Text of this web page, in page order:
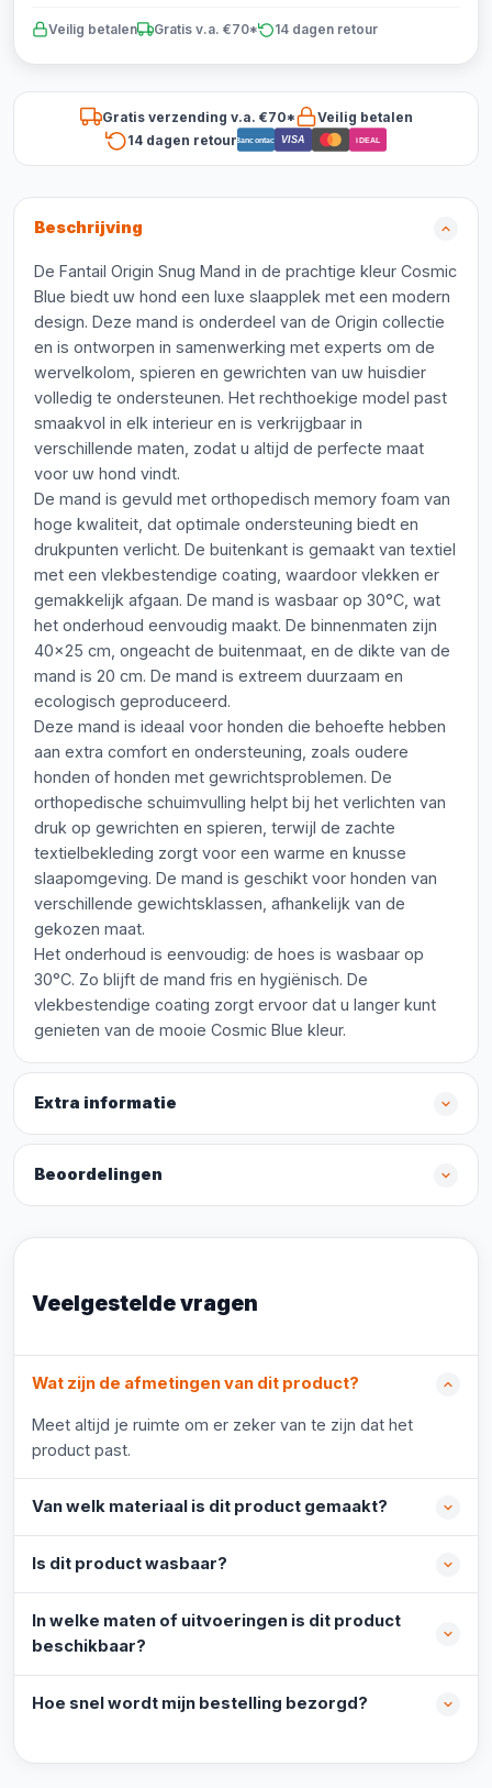
Veilig betalen Gratis v.a. €70* 14 dagen retour
Gratis verzending v.a. €70*
Veilig betalen
14 dagen retourBancontact VISA iDEAL
Beschrijving
De Fantail Origin Snug Mand in de prachtige kleur Cosmic
Blue biedt uw hond een luxe slaapplek met een modern
design. Deze mand is onderdeel van de Origin collectie
en is ontworpen in samenwerking met experts om de
wervelkolom, spieren en gewrichten van uw huisdier
volledig te ondersteunen. Het rechthoekige model past
smaakvol in elk interieur en is verkrijgbaar in
verschillende maten, zodat u altijd de perfecte maat
voor uw hond vindt.
De mand is gevuld met orthopedisch memory foam van
hoge kwaliteit, dat optimale ondersteuning biedt en
drukpunten verlicht. De buitenkant is gemaakt van textiel
met een vlekbestendige coating, waardoor vlekken er
gemakkelijk afgaan. De mand is wasbaar op 30°C, wat
het onderhoud eenvoudig maakt. De binnenmaten zijn
40x25 cm, ongeacht de buitenmaat, en de dikte van de
mand is 20 cm. De mand is extreem duurzaam en
ecologisch geproduceerd.
Deze mand is ideaal voor honden die behoefte hebben
aan extra comfort en ondersteuning, zoals oudere
honden of honden met gewrichtsproblemen. De
orthopedische schuimvulling helpt bij het verlichten van
druk op gewrichten en spieren, terwijl de zachte
textielbekleding zorgt voor een warme en knusse
slaapomgeving. De mand is geschikt voor honden van
verschillende gewichtsklassen, afhankelijk van de
gekozen maat.
Het onderhoud is eenvoudig: de hoes is wasbaar op
30°C. Zo blijft de mand fris en hygiënisch. De
vlekbestendige coating zorgt ervoor dat u langer kunt
genieten van de mooie Cosmic Blue kleur.
Extra informatie
Beoordelingen
Veelgestelde vragen
Wat zijn de afmetingen van dit product?
Meet altijd je ruimte om er zeker van te zijn dat het
product past.
Van welk materiaal is dit product gemaakt?
Is dit product wasbaar?
In welke maten of uitvoeringen is dit product
beschikbaar?
Hoe snel wordt mijn bestelling bezorgd?